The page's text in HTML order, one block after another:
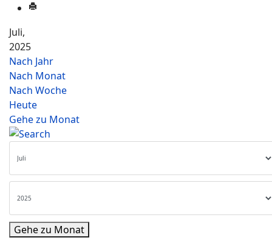
Juli,
2025
Nach Jahr
Nach Monat
Nach Woche
Heute
Gehe zu Monat
Gehe zu Monat